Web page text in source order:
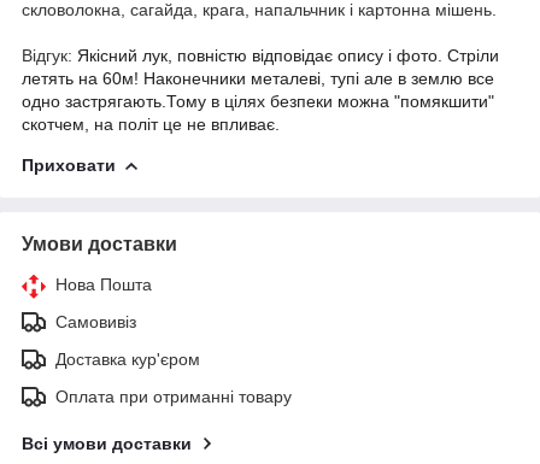
скловолокна, сагайда, крага, напальчник і картонна мішень.
Відгук: Якісний лук, повністю відповідає опису і фото. Стріли
летять на 60м! Наконечники металеві, тупі але в землю все
одно застрягають.Тому в цілях безпеки можна "помякшити"
скотчем, на політ це не впливає.
Приховати
Умови доставки
Нова Пошта
Самовивіз
Доставка кур'єром
Оплата при отриманні товару
Всі умови доставки